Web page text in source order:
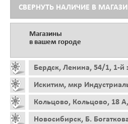
СВЕРНУТЬ НАЛИЧИЕ В
Магазины
в вашем городе
Бердск, Ленина, 54/1, 1-й
Искитим, мкр
Кольцово, Кольцово, 18
Новосибирск, Б.